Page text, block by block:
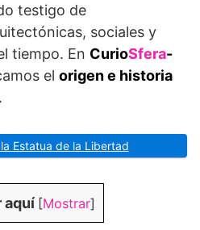
testigo de
sociales y
tiempo. En CurioSfera-
el origen e historia
.
Estatua de la Libertad
aquí [Mostrar]